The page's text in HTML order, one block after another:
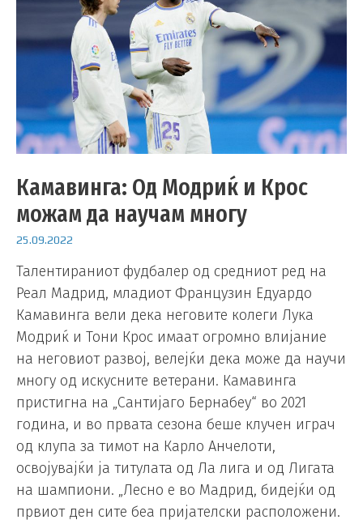
Камавинга: Од Модриќ и Крос
можам да научам многу
25.09.2022
Талентираниот фудбалер од средниот ред на
Реал Мадрид, младиот Французин Едуардо
Камавинга вели дека неговите колеги Лука
Модриќ и Тони Крос имаат огромно влијание
на неговиот развој, велејќи дека може да научи
многу од искусните ветерани. Камавинга
пристигна на „Сантијаго Бернабеу“ во 2021
година, и во првата сезона беше клучен играч
од клупа за тимот на Карло Анчелоти,
освојувајќи ја титулата од Ла лига и од Лигата
на шампиони. „Лесно е во Мадрид, бидејќи од
првиот ден сите беа пријателски расположени.